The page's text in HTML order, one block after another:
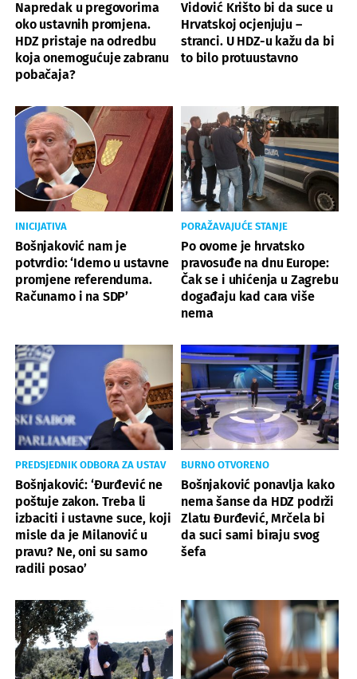
Napredak u pregovorima
oko ustavnih promjena.
HDZ pristaje na odredbu
koja onemogućuje zabranu
pobačaja?
Vidović Krišto bi da suce u
Hrvatskoj ocjenjuju –
stranci. U HDZ-u kažu da bi
to bilo protuustavno
INICIJATIVA
Bošnjaković nam je
potvrdio: ‘Idemo u ustavne
promjene referenduma.
Računamo i na SDP’
PORAŽAVAJUĆE STANJE
Po ovome je hrvatsko
pravosuđe na dnu Europe:
Čak se i uhićenja u Zagrebu
događaju kad cara više
nema
PREDSJEDNIK ODBORA ZA USTAV
Bošnjaković: ‘Đurđević ne
poštuje zakon. Treba li
izbaciti i ustavne suce, koji
misle da je Milanović u
pravu? Ne, oni su samo
radili posao’
BURNO OTVORENO
Bošnjaković ponavlja kako
nema šanse da HDZ podrži
Zlatu Đurđević, Mrčela bi
da suci sami biraju svog
šefa